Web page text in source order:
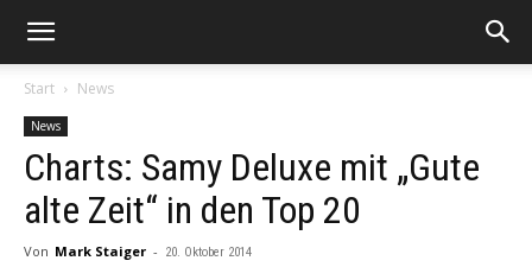
Start News
News
Charts: Samy Deluxe mit „Gute
alte Zeit“ in den Top 20
Von Mark Staiger - 20. Oktober 2014